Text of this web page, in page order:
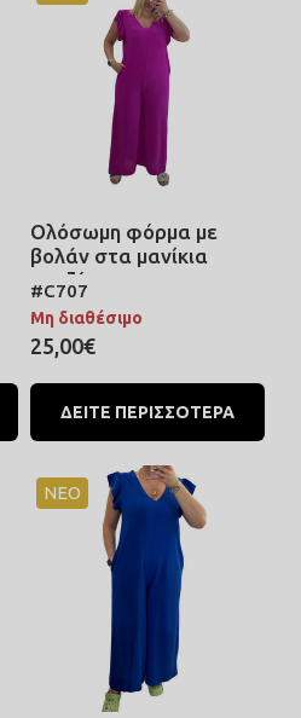
Ολόσωμη φόρμα με
βολάν στα μανίκια
ματζέντα
#C707
Μη διαθέσιμο
25,00€
ΔΕΙΤΕ ΠΕΡΙΣΣΟΤΕΡΑ
ΝΕΟ